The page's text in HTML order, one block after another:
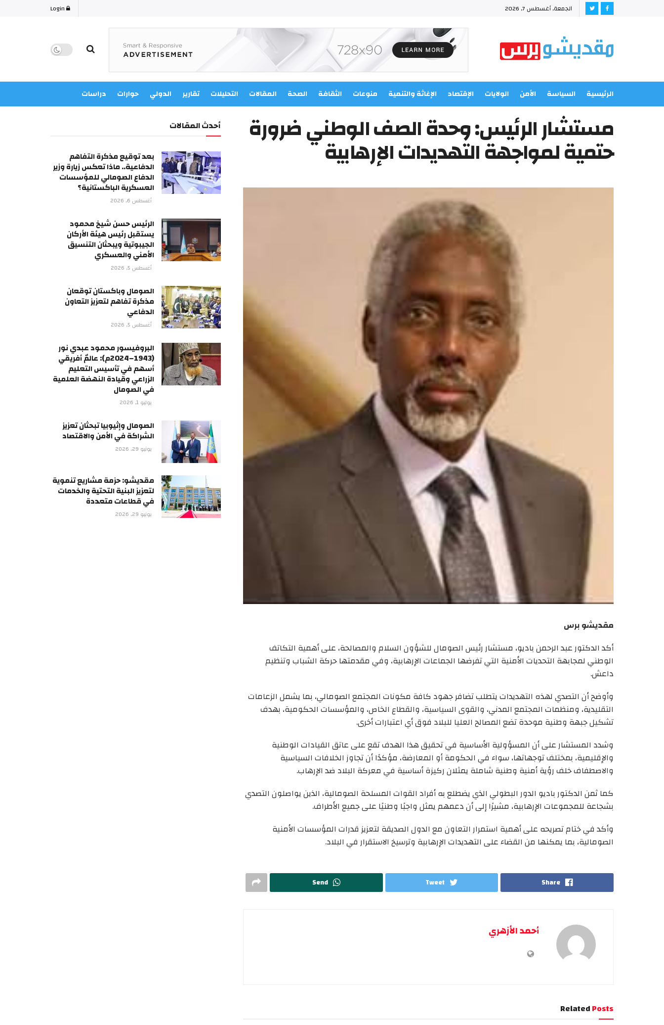
الجمعة, أغسطس 7, 2026
الرئيسية السياسة الأمن الولايات الإقتصاد الإغاثة والتنمية منوعات الثقافة الصحة المقالات التحليلات تقارير الدولي حوارات دراسات
مستشار الرئيس: وحدة الصف الوطني ضرورة
حتمية لمواجهة التهديدات الإرهابية
مقديشوبرس
أكد الدكتور عبد الرحمن باديو، مستشار رئيس الصومال للشؤون السلام والمصالحة، على أهمية التكاتف
الوطني لمجابهة التحديات الأمنية التي تفرضها الجماعات الإرهابية، وفي مقدمتها حركة الشباب وتنظيم
داعش.
وأوضح أن التصدي لهذه التهديدات يتطلب تضافر جهود كافة مكونات المجتمع الصومالي، بما يشمل الزعامات
التقليدية، ومنظمات المجتمع المدني، والقوى السياسية، والقطاع الخاص، والمؤسسات الحكومية، بهدف
تشكيل جبهة وطنية موحدة تضع المصالح العليا للبلاد فوق أي اعتبارات أخرى.
وشدد المستشار على أن المسؤولية الأساسية في تحقيق هذا الهدف تقع على عاتق القيادات الوطنية
والإقليمية، بمختلف توجهاتها، سواء في الحكومة أو المعارضة، مؤكدًا أن تجاوز الخلافات السياسية
والاصطفاف خلف رؤية أمنية وطنية شاملة يمثلان ركيزة أساسية في معركة البلاد ضد الإرهاب.
كما ثمن الدكتور باديو الدور البطولي الذي يضطلع به أفراد القوات المسلحة الصومالية، الذين يواصلون التصدي
بشجاعة للمجموعات الإرهابية، مشيرًا إلى أن دعمهم يمثل واجبًا وطنيًا على جميع الأطراف.
وأكد في ختام تصريحه على أهمية استمرار التعاون مع الدول الصديقة لتعزيز قدرات المؤسسات الأمنية
الصومالية، بما يمكنها من القضاء على التهديدات الإرهابية وترسيخ الاستقرار في البلاد.
Share
Tweet
Send
أحمد الأزهري
RelatedPosts
أحدث المقالات
بعد توقيع مذكرة التفاهم
الدفاعية.. ماذا تعكس زيارة وزير
الدفاع الصومالي للمؤسسات
العسكرية الباكستانية؟
أغسطس 6, 2026
الرئيس حسن شيخ محمود
يستقبل رئيس هيئة الأركان
الجيبوتية ويبحثان التنسيق
الأمني والعسكري
أغسطس 5, 2026
الصومال وباكستان توقعان
مذكرة تفاهم لتعزيز التعاون
الدفاعي
أغسطس 5, 2026
البروفيسور محمود عبدي نور
(1943–2024م): عالمٌ أفريقي
أسهم في تأسيس التعليم
الزراعي وقيادة النهضة العلمية
في الصومال
يوليو 1, 2026
الصومال وإثيوبيا تبحثان تعزيز
الشراكة في الأمن والاقتصاد
يونيو 29, 2026
مقديشو: حزمة مشاريع تنموية
لتعزيز البنية التحتية والخدمات
في قطاعات متعددة
يونيو 29, 2026